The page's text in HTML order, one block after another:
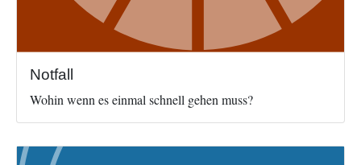
Notfall
Wohin wenn es einmal schnell gehen muss?
Image